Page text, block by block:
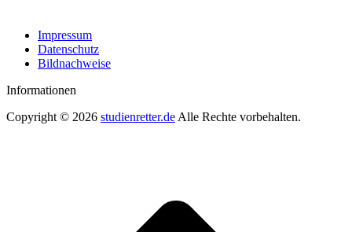
Impressum
Datenschutz
Bildnachweise
Informationen
Copyright © 2026 studienretter.de Alle Rechte vorbehalten.